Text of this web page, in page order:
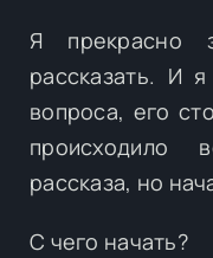
Я
рассказать. И
вопроса, его
происходило
рассказа, но
С чего начать?